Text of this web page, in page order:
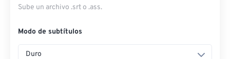
Sube un archivo .srt o .ass.
Modo de subtítulos
Duro